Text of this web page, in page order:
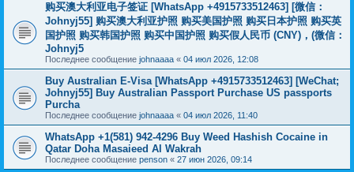
购买澳大利亚电子签证 [WhatsApp +4915733512463] [微信：
Johnyj55] 购买澳大利亚护照 购买美国护照 购买日本护照 购买英
国护照 购买韩国护照 购买中国护照 购买假人民币 (CNY)，(微信：
Johnyj5
Последнее сообщение johnaaaa « 04 июл 2026, 12:08
Buy Australian E-Visa [WhatsApp +4915733512463] [WeChat;
Johnyj55] Buy Australian Passport Purchase US passports
Purcha
Последнее сообщение johnaaaa « 04 июл 2026, 11:40
WhatsApp +1(581) 942-4296 Buy Weed Hashish Cocaine in
Qatar Doha Masaieed Al Wakrah
Последнее сообщение penson « 27 июн 2026, 09:14